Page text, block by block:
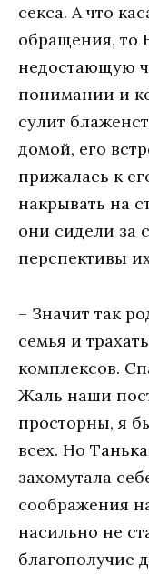
секса. А что
обращения, то
недостающую
понимании и
сулит
домой, его
прижалась к
накрывать на
они сидели за
перспективы
– Значит так
семья и
комплексов.
Жаль наши
просторны, я
всех. Но
захомутала
соображения
насильно не
благополучие